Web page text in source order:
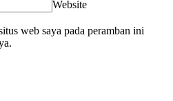
Website
web saya pada peramban ini